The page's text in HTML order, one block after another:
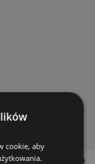
Follow us on
cookie, aby